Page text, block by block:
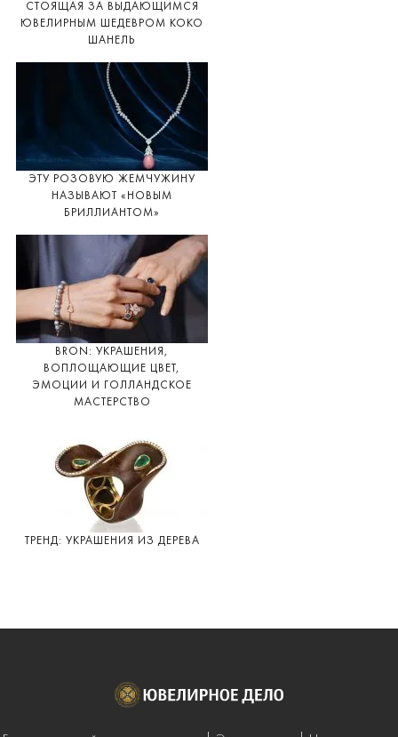
СТОЯЩАЯ ЗА ВЫДАЮЩИМСЯ
ЮВЕЛИРНЫМ ШЕДЕВРОМ КОКО
ШАНЕЛЬ
ЭТУ РОЗОВУЮ ЖЕМЧУЖИНУ
НАЗЫВАЮТ «НОВЫМ
БРИЛЛИАНТОМ»
BRON: УКРАШЕНИЯ,
ВОПЛОЩАЮЩИЕ ЦВЕТ,
ЭМОЦИИ И ГОЛЛАНДСКОЕ
МАСТЕРСТВО
ТРЕНД: УКРАШЕНИЯ ИЗ ДЕРЕВА